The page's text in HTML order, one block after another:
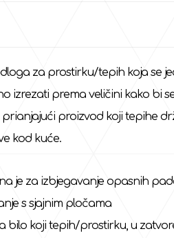
za prostirku/tepih koja se
izrezati prema veličini kako bi
proizvod koji tepihe
kod kuće.
je za izbjegavanje opasnih
s sjajnim pločama
bilo koji tepih/prostirku, u